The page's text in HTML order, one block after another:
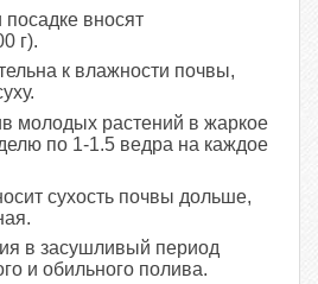
посадке вносят
г).
к влажности почвы,
молодых растений в жаркое
по 1-1.5 ведра на каждое
сухость почвы дольше,
в засушливый период
и обильного полива.